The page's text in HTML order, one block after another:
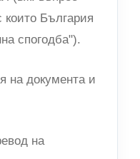
България
спогодба").
на документа и
на